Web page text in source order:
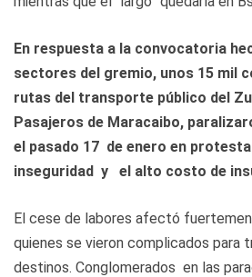
En respuesta a la convocatoria
sectores del gremio, unos 15 mil
rutas del transporte público del
Pasajeros de Maracaibo,
el pasado 17 de enero en
inseguridad y el alto costo de
El cese de labores afectó
quienes se vieron complicados para
destinos. Conglomerados en las